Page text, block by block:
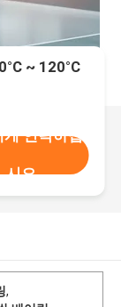
~ 120°C
연락하십
시오
,